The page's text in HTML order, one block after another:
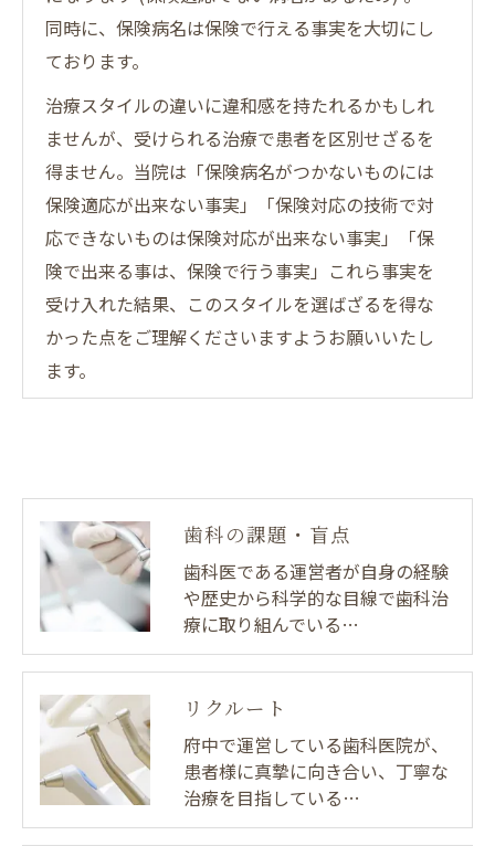
同時に、保険病名は保険で行える事実を大切にし
ております。
治療スタイルの違いに違和感を持たれるかもしれ
ませんが、受けられる治療で患者を区別せざるを
得ません。当院は「保険病名がつかないものには
保険適応が出来ない事実」「保険対応の技術で対
応できないものは保険対応が出来ない事実」「保
険で出来る事は、保険で行う事実」これら事実を
受け入れた結果、このスタイルを選ばざるを得な
かった点をご理解くださいますようお願いいたし
ます。
歯科の課題・盲点
歯科医である運営者が自身の経験
や歴史から科学的な目線で歯科治
療に取り組んでいる…
リクルート
府中で運営している歯科医院が、
患者様に真摯に向き合い、丁寧な
治療を目指している…